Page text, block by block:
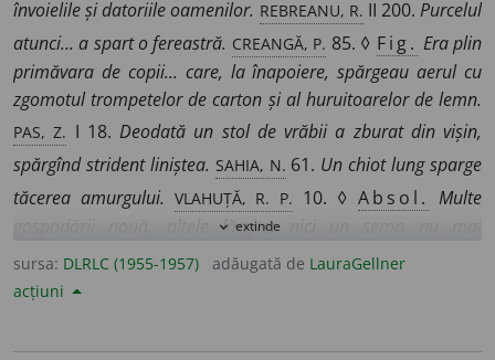
învoielile și datoriile oamenilor. REBREANU, R. II 200. Purcelul
atunci... a spart o fereastră. CREANGĂ, P. 85. ◊ Fig. Era plin
primăvara de copii... care, la înapoiere, spărgeau aerul cu
zgomotul trompetelor de carton și al huruitoarelor de lemn.
PAS, Z. I 18. Deodată un stol de vrăbii a zburat din vișin,
spărgînd strident liniștea. SAHIA, N. 61. Un chiot lung sparge
tăcerea amurgului. VLAHUȚĂ, R. P. 10. ◊ Absol. Multe
gospodării nouă, altele lărgite; nici un semn nu mai
rămăsese că au spart pe aici obuzele. C. PETRESCU, Î.
◊Refl.
P.II 88. (Fig.)Ne zăpăcește zbuciumarea asta a valurilor
expand_more extinde
sursa: DLRLC (1955-1957) adăugată de LauraGellner
acțiuni